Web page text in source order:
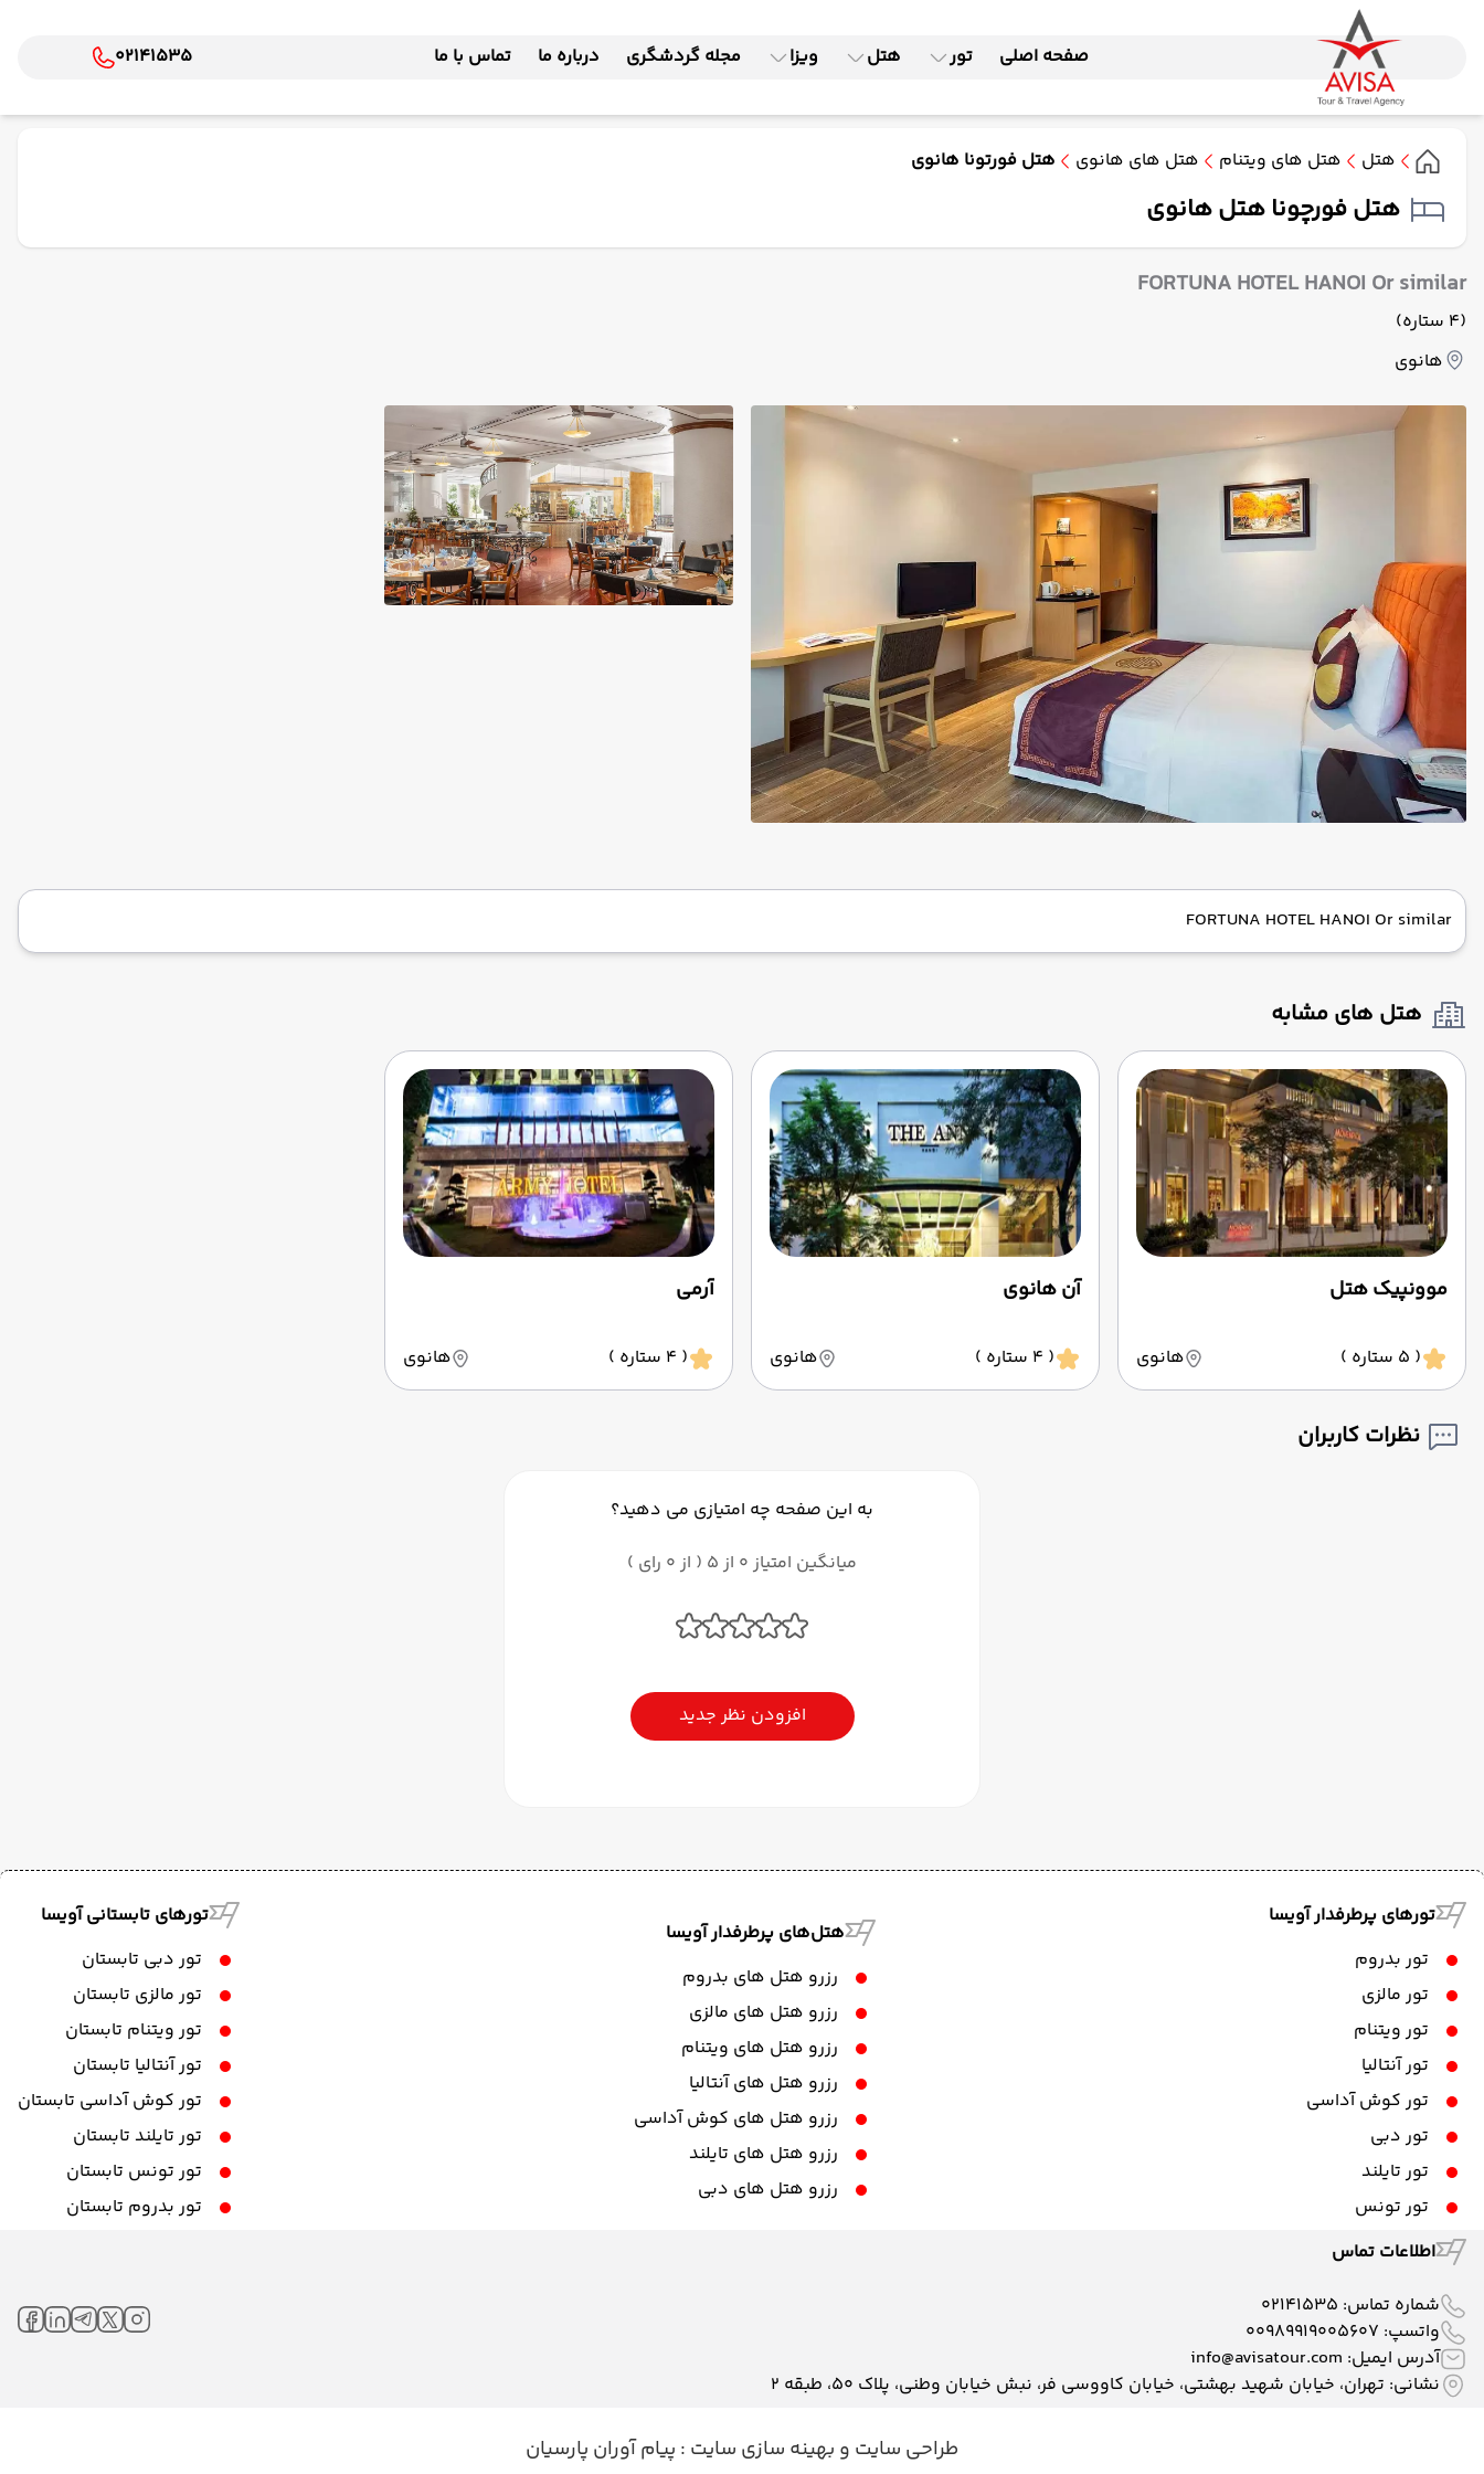
صفحه اصلی تور هتل ویزا مجله گردشگری درباره ما تماس با ما 02141535
هتل هتل های ویتنام هتل های هانوی هتل فورتونا هانوی
هتل فورچونا هتل هانوی
FORTUNA HOTEL HANOI Or similar
(4 ستاره)
هانوی
FORTUNA HOTEL HANOI Or similar
هتل های مشابه
موونپیک هتل
( 5 ستاره ) هانوی
آن هانوی
( 4 ستاره ) هانوی
آرمی
( 4 ستاره ) هانوی
نظرات کاربران
به این صفحه چه امتیازی می دهید؟
میانگین امتیاز 0 از 5 ( از 0 رای )
افزودن نظر جدید
تورهای پرطرفدار آویسا
تور بدروم
تور مالزی
تور ویتنام
تور آنتالیا
تور کوش آداسی
تور دبی
تور تایلند
تور تونس
هتل‌های پرطرفدار آویسا
رزرو هتل های بدروم
رزرو هتل های مالزی
رزرو هتل های ویتنام
رزرو هتل های آنتالیا
رزرو هتل های کوش آداسی
رزرو هتل های تایلند
رزرو هتل های دبی
تورهای تابستانی آویسا
تور دبی تابستان
تور مالزی تابستان
تور ویتنام تابستان
تور آنتالیا تابستان
تور کوش آداسی تابستان
تور تایلند تابستان
تور تونس تابستان
تور بدروم تابستان
اطلاعات تماس
شماره تماس: 02141535
واتسپ: 00989919005607
آدرس ایمیل: info@avisatour.com
نشانی: تهران، خیابان شهید بهشتی، خیابان کاووسی فر، نبش خیابان وطنی، پلاک ۵۰، طبقه 2
طراحی سایت و بهینه سازی سایت : پیام آوران پارسیان